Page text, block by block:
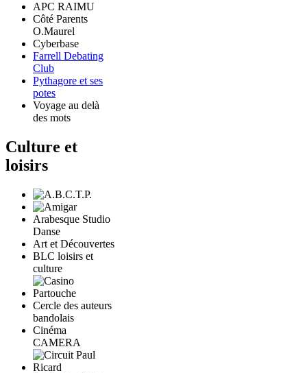
APC RAIMU
Côté Parents
O.Maurel
Cyberbase
Farrell Debating
Club
Pythagore et ses
potes
Voyage au delà
des mots
Culture et
loisirs
Arabesque Studio
Danse
Art et Découvertes
BLC loisirs et
culture
Cercle des auteurs
bandolais
Cinéma
CAMERA